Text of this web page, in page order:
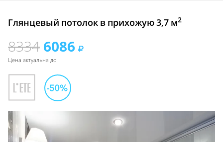
Глянцевый потолок в прихожую 3,7 м2
8334 6086
Цена актуальна до